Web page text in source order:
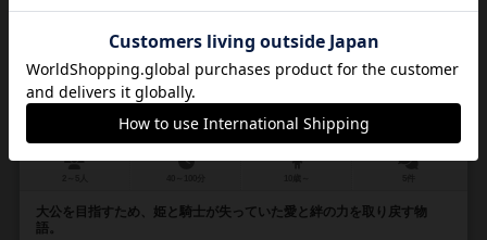
姫と騎士
Princess & Knight
大公を目指すため、姫と騎士が失っていた愛と絆の力を取り戻す物
語。